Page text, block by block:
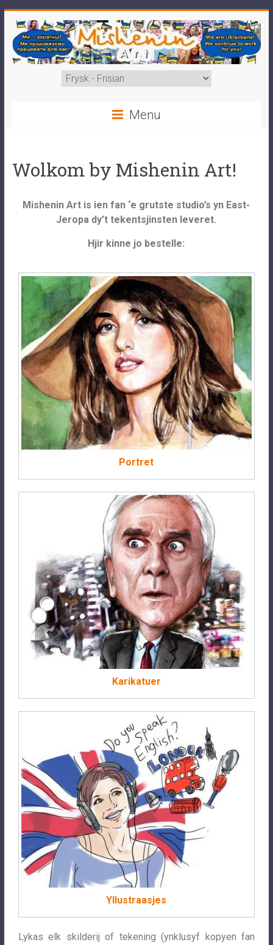
Menu
Wolkom by Mishenin Art!
Mishenin Art is ien fan ‘e grutste studio’s yn East-
Jeropa dy’t tekentsjinsten leveret.
Hjir kinne jo bestelle:
Portret
Karikatuer
Yllustraasjes
Lykas elk skilderij of tekening (ynklusyf kopyen fan